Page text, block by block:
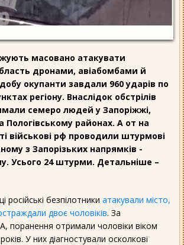
масовано атакувати
дронами, авіабомбами й
окупанти завдали 960 ударів по
регіону. Внаслідок обстрілів
семеро людей у Запоріжжі,
Пологівському районах. А от на
військові рф проводили штурмові
з Запорізьких напрямків -
Усього 24 штурми. Детальніше –
російські безпілотники атакували місто,
двоє чоловіків. За
поранення отримали чоловіки віком
У них діагностували осколкові